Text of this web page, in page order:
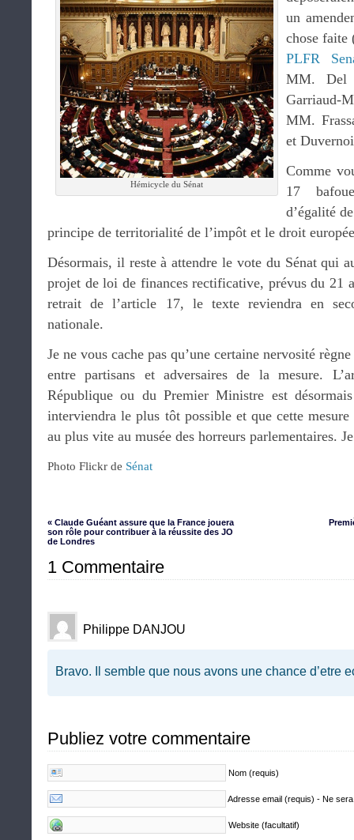
Hémicycle du Sénat
un
chose
PLFR
MM. Del
Garriaud-
MM.
et
Comme
17
d’égalité
principe de territorialité de l’impôt et le droit
Désormais, il reste à attendre le vote du Sénat qui
projet de loi de finances rectificative, prévus du 21
retrait de l’article 17, le texte reviendra en
nationale.
Je ne vous cache pas qu’une certaine nervosité
entre partisans et adversaires de la mesure.
République ou du Premier Ministre est
interviendra le plus tôt possible et que cette mesure
au plus vite au musée des horreurs parlementaires.
Photo Flickr de Sénat
« Claude Guéant assure que la France jouera
son rôle pour contribuer à la réussite des JO
de Londres
1 Commentaire
Philippe DANJOU
Bravo. Il semble que nous avons une chance d’etre
Publiez votre commentaire
Nom (requis)
Adresse email (requis) - Ne
Website (facultatif)